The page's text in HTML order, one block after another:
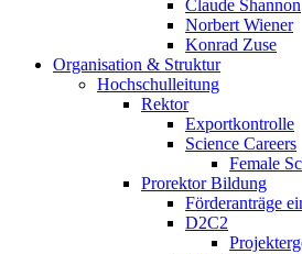
Claude Shannon
Norbert Wiener
Konrad Zuse
Organisation & Struktur
Hochschulleitung
Rektor
Exportkontrolle
Science Careers
Female
Prorektor Bildung
Förderanträge
D2C2